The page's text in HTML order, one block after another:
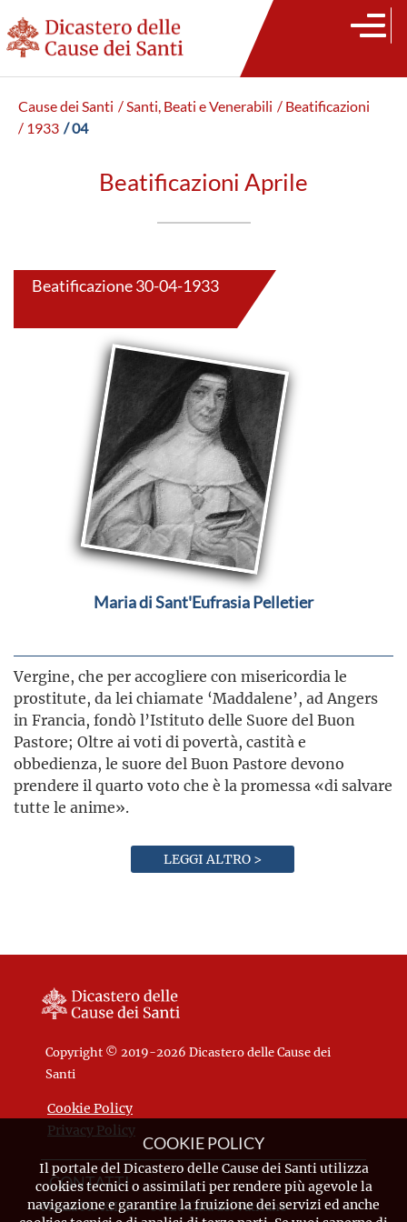
Cause dei Santi / Santi, Beati e Venerabili / Beatificazioni
/ 1933 / 04
Beatificazioni Aprile
Beatificazione 30-04-1933
Maria di Sant'Eufrasia Pelletier
Vergine, che per accogliere con misericordia le
prostitute, da lei chiamate ‘Maddalene’, ad Angers
in Francia, fondò l’Istituto delle Suore del Buon
Pastore; Oltre ai voti di povertà, castità e
obbedienza, le suore del Buon Pastore devono
prendere il quarto voto che è la promessa «di salvare
tutte le anime».
LEGGI ALTRO >
Copyright © 2019-2026 Dicastero delle Cause dei
Santi
Cookie Policy
Privacy Policy
CONTATTI
Piazza Pio XII, 10 - 00120 Città del Vaticano
COOKIE POLICY
Il portale del Dicastero delle Cause dei Santi utilizza
cookies tecnici o assimilati per rendere più agevole la
navigazione e garantire la fruizione dei servizi ed anche